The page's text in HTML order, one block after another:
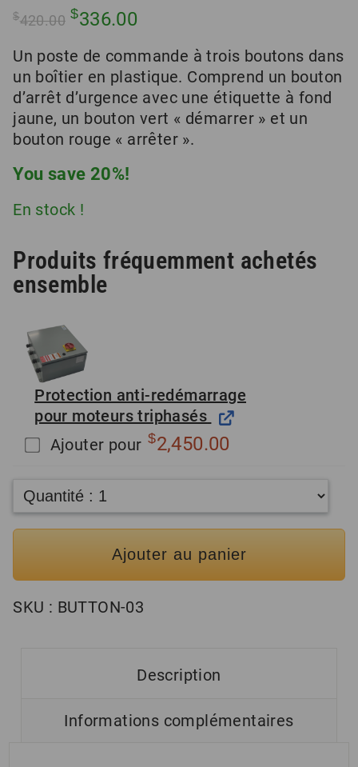
$420.00 Le
prix
initial
était :
$420.00.
$336.00
actuel
est :
$336.00.
Un poste de commande à trois boutons dans
un boîtier en plastique. Comprend un bouton
d’arrêt d’urgence avec une étiquette à fond
jaune, un bouton vert « démarrer » et un
bouton rouge « arrêter ».
You save 20%!
En stock !
Produits fréquemment achetés
ensemble
Protection anti-redémarrage
pour moteurs triphasés
Ajouter pour $2,450.00
Ajouter au panier
SKU : BUTTON-03
Description
Informations complémentaires